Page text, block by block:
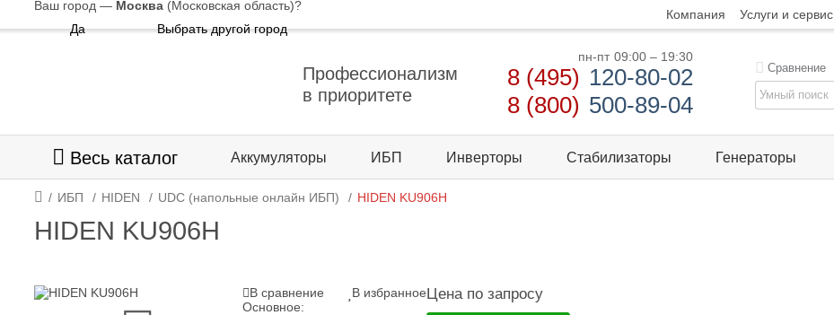
Ваш город — Москва (Московская область)?
Да
Выбрать другой город
Компания Услуги и сервис
Профессионализм
в приоритете
пн-пт 09:00 – 19:30
8 (495) 120-80-02
8 (800) 500-89-04
Сравнение
Весь каталог Аккумуляторы ИБП Инверторы Стабилизаторы Генераторы
ИБП HIDEN UDC (напольные онлайн ИБП) HIDEN KU906Н
HIDEN KU906Н
В сравнение
В избранное
Основное:
Цена по запросу